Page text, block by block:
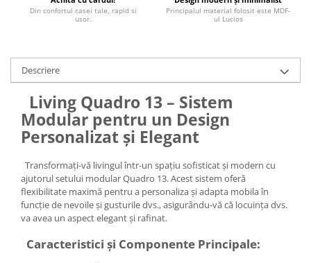
Din confortul casei tale, rapid si
usor.
Principalul material folosit este MDF-
ul Lucios
Descriere
Living Quadro 13 – Sistem
Modular pentru un Design
Personalizat și Elegant
Transformați-vă livingul într-un spațiu sofisticat și modern cu
ajutorul setului modular Quadro 13. Acest sistem oferă
flexibilitate maximă pentru a personaliza și adapta mobila în
funcție de nevoile și gusturile dvs., asigurându-vă că locuința dvs.
va avea un aspect elegant și rafinat.
Caracteristici și Componente Principale: